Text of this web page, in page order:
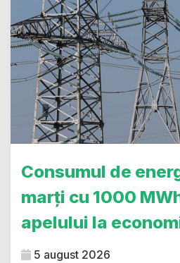
Consumul de
marți cu 1000
apelului la
5 august 2026